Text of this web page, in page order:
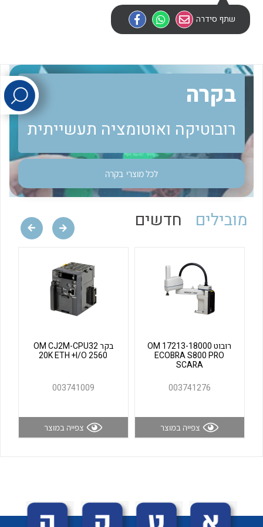
לכל מוצרי היצרן
לכל מוצרי היצרן לכל מוצרי היצרן
שתף סידרה
בקרה
רובוטיקה ואוטומציה תעשייתית
לכל מוצרי בקרה
מובילים חדשים
רובוט OM 17213-18000
ECOBRA S800 PRO
SCARA
003741276
צפייה במוצר
בקר OM CJ2M-CPU32
20K ETH +I/O 2560
003741009
צפייה במוצר